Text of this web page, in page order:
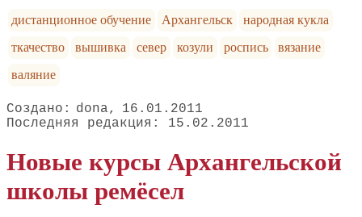
дистанционное обучение
Архангельск
народная кукла
ткачество
вышивка север козули роспись
вязание
валяние
dona
16.01.2011
15.02.2011
Новые курсы Архангельской
школы ремёсел